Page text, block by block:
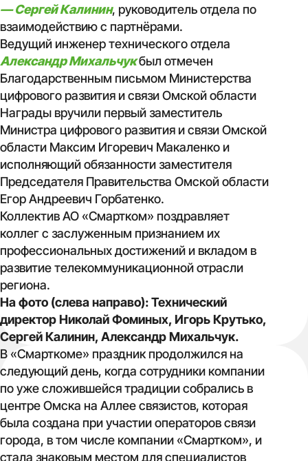
— Сергей Калинин, руководитель отдела по
взаимодействию с партнёрами.
Ведущий инженер технического отдела
Александр Михальчукбыл отмечен
Благодарственным письмом Министерства
цифрового развития и связи Омской области
Награды вручили первый заместитель
Министра цифрового развития и связи Омской
области Максим Игоревич Макаленко и
исполняющий обязанности заместителя
Председателя Правительства Омской области
Егор Андреевич Горбатенко.
Коллектив АО «Смартком» поздравляет
коллег с заслуженным признанием их
профессиональных достижений и вкладом в
развитие телекоммуникационной отрасли
региона.
На фото (слева направо): Технический
директор Николай Фоминых, Игорь Крутько,
Сергей Калинин, Александр Михальчук.
В «Смарткоме» праздник продолжился на
следующий день, когда сотрудники компании
по уже сложившейся традиции собрались в
центре Омска на Аллее связистов, которая
была создана при участии операторов связи
города, в том числе компании «Смартком», и
стала знаковым местом для специалистов